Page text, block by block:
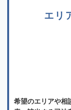
エリ
希望のエリアや相